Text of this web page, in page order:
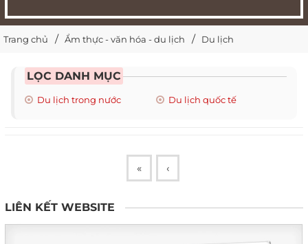
Trang chủ Ẩm thực - văn hóa - du lịch Du lịch
LỌC DANH MỤC
Du lịch trong nước Du lịch quốc tế
« ‹
LIÊN KẾT WEBSITE